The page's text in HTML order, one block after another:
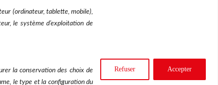
(ordinateur, tablette, mobile),
le système d’exploitation de
la conservation des choix de
le type et la configuration du
Refuser Accepter